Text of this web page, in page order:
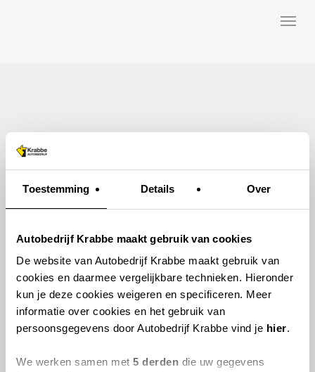
Toestemming Details Over
Autobedrijf Krabbe maakt gebruik van cookies
De website van Autobedrijf Krabbe maakt gebruik van
cookies en daarmee vergelijkbare technieken. Hieronder
kun je deze cookies weigeren en specificeren. Meer
informatie over cookies en het gebruik van
persoonsgegevens door Autobedrijf Krabbe vind je hier.
We werken samen met 5 derden die uw gegevens
Menu